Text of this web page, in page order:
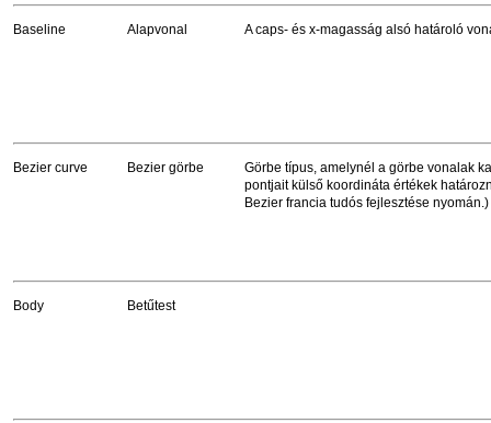
Baseline Alapvonal A caps- és x-magasság alsó határoló
Bezier curve Bezier görbe
Görbe típus, amelynél a görbe vonalak
pontjait külső koordináta értékek
Bezier francia tudós fejlesztése nyomán.)
Body Betűtest